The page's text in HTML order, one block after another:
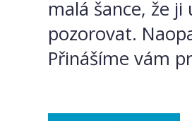
malá šance, že
pozorovat.
Přinášíme vám